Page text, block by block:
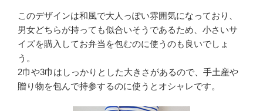
このデザインは和風で大人っぽい雰囲気になっており、
男女どちらが持っても似合いそうであるため、小さいサ
イズを購入してお弁当を包むのに使うのも良いでしょ
う。
2巾や3巾はしっかりとした大きさがあるので、手土産や
贈り物を包んで持参するのに使うとオシャレです。